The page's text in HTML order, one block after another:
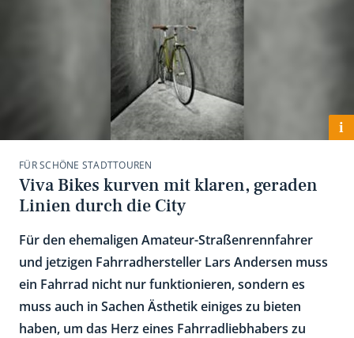
i
FÜR SCHÖNE STADTTOUREN
Viva Bikes kurven mit klaren, geraden
Linien durch die City
Für den ehemaligen Amateur-Straßenrennfahrer
und jetzigen Fahrradhersteller Lars Andersen muss
ein Fahrrad nicht nur funktionieren, sondern es
muss auch in Sachen Ästhetik einiges zu bieten
haben, um das Herz eines Fahrradliebhabers zu